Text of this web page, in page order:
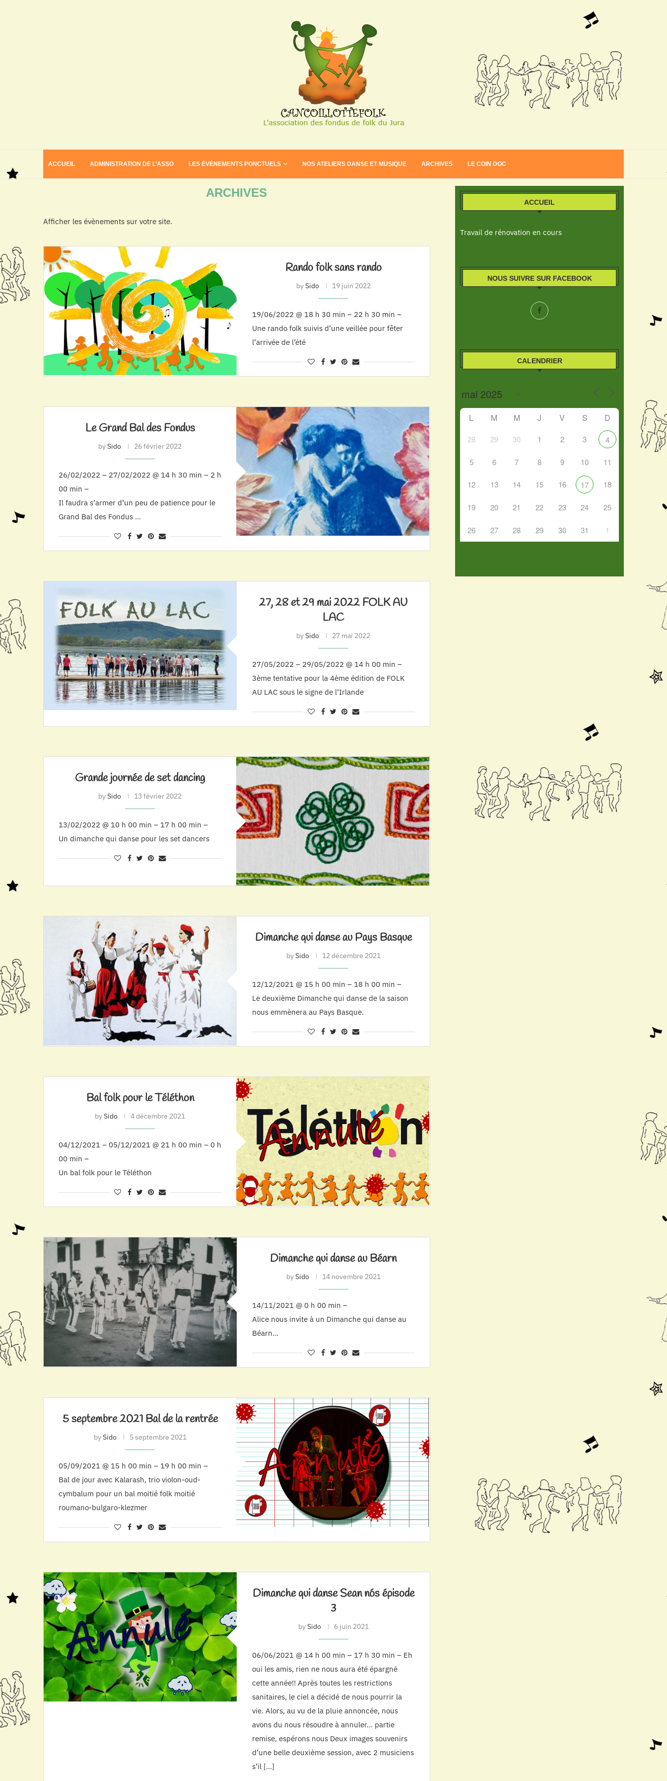
ACCUEIL ADMINISTRATION DE L’ASSO LES ÉVÉNEMENTS PONCTUELS NOS ATELIERS DANSE ET MUSIQUE ARCHIVES LE COIN DOC
ARCHIVES
Afficher les évènements sur votre site.
Rando folk sans rando
bySido 19 juin 2022
19/06/2022 @ 18 h 30 min – 22 h 30 min –
Une rando folk suivis d’une veillée pour fêter
l’arrivée de l’été
Le Grand Bal des Fondus
bySido 26 février 2022
26/02/2022 – 27/02/2022 @ 14 h 30 min – 2 h
00 min –
Il faudra s’armer d’un peu de patience pour le
Grand Bal des Fondus …
27, 28 et 29 mai 2022 FOLK AU
LAC
bySido 27 mai 2022
27/05/2022 – 29/05/2022 @ 14 h 00 min –
3ème tentative pour la 4ème édition de FOLK
AU LAC sous le signe de l’Irlande
Grande journée de set dancing
bySido 13 février 2022
13/02/2022 @ 10 h 00 min – 17 h 00 min –
Un dimanche qui danse pour les set dancers
Dimanche qui danse au Pays Basque
bySido 12 décembre 2021
12/12/2021 @ 15 h 00 min – 18 h 00 min –
Le deuxième Dimanche qui danse de la saison
nous emmènera au Pays Basque.
Bal folk pour le Téléthon
bySido 4 décembre 2021
04/12/2021 – 05/12/2021 @ 21 h 00 min – 0 h
00 min –
Un bal folk pour le Téléthon
Dimanche qui danse au Béarn
bySido 14 novembre 2021
14/11/2021 @ 0 h 00 min –
Alice nous invite à un Dimanche qui danse au
Béarn…
5 septembre 2021 Bal de la rentrée
bySido 5 septembre 2021
05/09/2021 @ 15 h 00 min – 19 h 00 min –
Bal de jour avec Kalarash, trio violon-oud-
cymbalum pour un bal moitié folk moitié
roumano-bulgaro-klezmer
Dimanche qui danse Sean nós épisode
3
bySido 6 juin 2021
06/06/2021 @ 14 h 00 min – 17 h 30 min – Eh
oui les amis, rien ne nous aura été épargné
cette année!! Après toutes les restrictions
sanitaires, le ciel a décidé de nous pourrir la
vie. Alors, au vu de la pluie annoncée, nous
avons du nous résoudre à annuler… partie
remise, espérons nous Deux images souvenirs
d’une belle deuxième session, avec 2 musiciens
s’il […]
ACCUEIL
Travail de rénovation en cours
NOUS SUIVRE SUR FACEBOOK
CALENDRIER
L M M J V S D
28 29 30 1 2 3 4
5 6 7 8 9 10 11
12 13 14 15 16 17 18
19 20 21 22 23 24 25
26 27 28 29 30 31 1